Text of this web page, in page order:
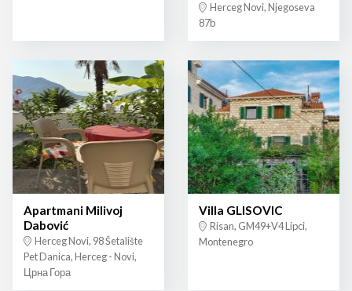
Herceg Novi, Njegoseva
87b
Apartmani Milivoj
Dabović
Herceg Novi, 98 Šetalište
Pet Danica, Herceg - Novi,
Црна Гора
Villa GLISOVIC
Risan, GM49+V4 Lipci,
Montenegro